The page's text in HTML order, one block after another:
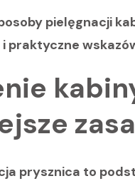
pielęgnacji
praktyczne
prysznica to